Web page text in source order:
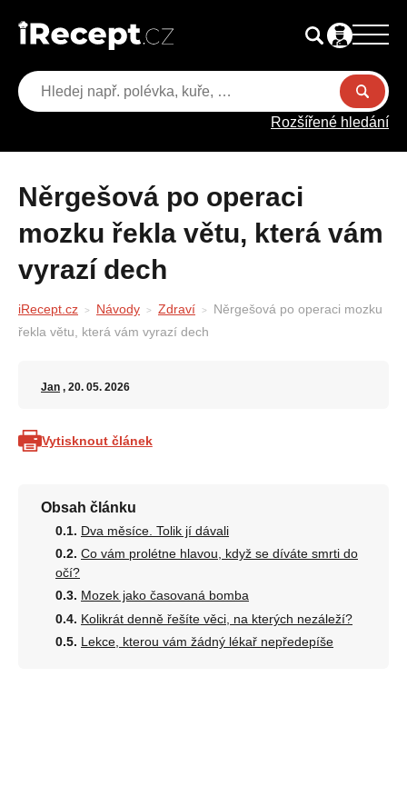
Rozšířené hledání
Něrgešová po operaci
mozku řekla větu, která vám
vyrazí dech
iRecept.cz Návody Zdraví
Něrgešová po operaci mozku
řekla větu, která vám vyrazí dech
Jan , 20. 05. 2026
Vytisknout článek
Obsah článku
Dva měsíce. Tolik jí dávali
Co vám prolétne hlavou, když se díváte smrti do
očí?
Mozek jako časovaná bomba
Kolikrát denně řešíte věci, na kterých nezáleží?
Lekce, kterou vám žádný lékař nepředepíše